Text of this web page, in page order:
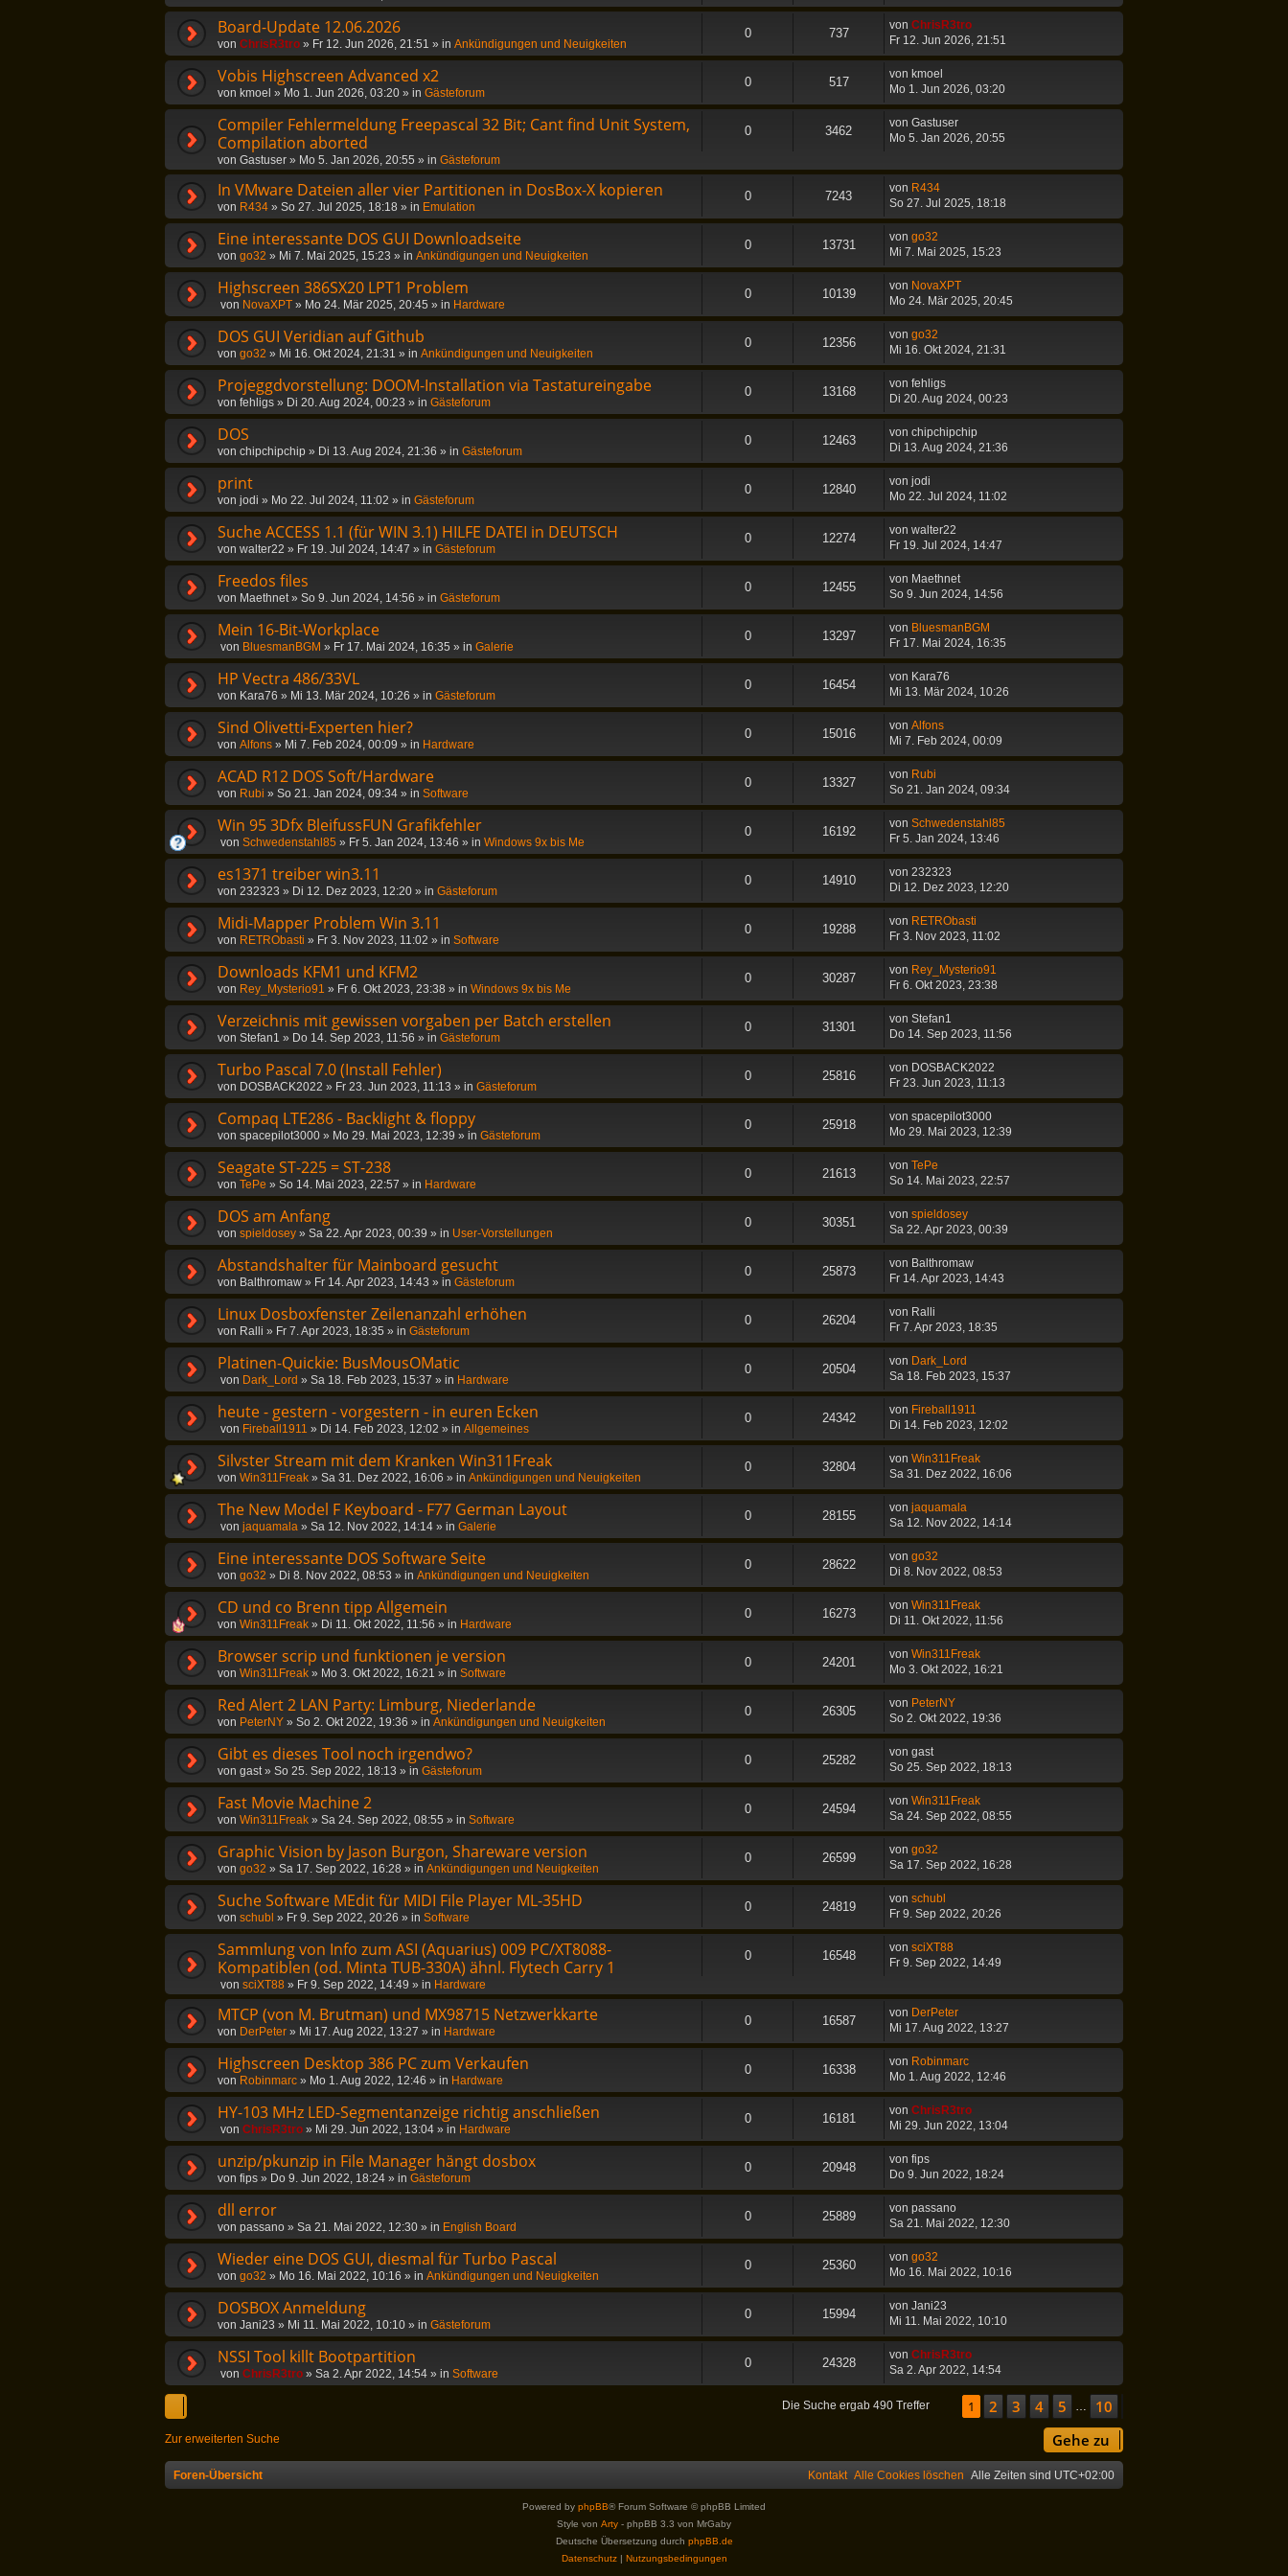
Board-Update 12.06.2026
von ChrisR3tro » Fr 12. Jun 2026, 21:51 » in Ankündigungen und Neuigkeiten
0 737
von ChrisR3tro
Fr 12. Jun 2026, 21:51
Vobis Highscreen Advanced x2
von kmoel » Mo 1. Jun 2026, 03:20 » in Gästeforum
0 517
von kmoel
Mo 1. Jun 2026, 03:20
Compiler Fehlermeldung Freepascal 32 Bit; Cant find Unit System,
Compilation aborted
von Gastuser » Mo 5. Jan 2026, 20:55 » in Gästeforum
0 3462
von Gastuser
Mo 5. Jan 2026, 20:55
In VMware Dateien aller vier Partitionen in DosBox-X kopieren
von R434 » So 27. Jul 2025, 18:18 » in Emulation
0 7243
von R434
So 27. Jul 2025, 18:18
Eine interessante DOS GUI Downloadseite
von go32 » Mi 7. Mai 2025, 15:23 » in Ankündigungen und Neuigkeiten
0 13731
von go32
Mi 7. Mai 2025, 15:23
Highscreen 386SX20 LPT1 Problem
von NovaXPT » Mo 24. Mär 2025, 20:45 » in Hardware
0 10139
von NovaXPT
Mo 24. Mär 2025, 20:45
DOS GUI Veridian auf Github
von go32 » Mi 16. Okt 2024, 21:31 » in Ankündigungen und Neuigkeiten
0 12356
von go32
Mi 16. Okt 2024, 21:31
Projeggdvorstellung: DOOM-Installation via Tastatureingabe
von fehligs » Di 20. Aug 2024, 00:23 » in Gästeforum
0 13168
von fehligs
Di 20. Aug 2024, 00:23
DOS
von chipchipchip » Di 13. Aug 2024, 21:36 » in Gästeforum
0 12463
von chipchipchip
Di 13. Aug 2024, 21:36
print
von jodi » Mo 22. Jul 2024, 11:02 » in Gästeforum
0 12840
von jodi
Mo 22. Jul 2024, 11:02
Suche ACCESS 1.1 (für WIN 3.1) HILFE DATEI in DEUTSCH
von walter22 » Fr 19. Jul 2024, 14:47 » in Gästeforum
0 12274
von walter22
Fr 19. Jul 2024, 14:47
Freedos files
von Maethnet» So 9. Jun 2024, 14:56 » in Gästeforum
0 12455
von Maethnet
So 9. Jun 2024, 14:56
Mein 16-Bit-Workplace
von BluesmanBGM » Fr 17. Mai 2024, 16:35 » in Galerie
0 13297
von BluesmanBGM
Fr 17. Mai 2024, 16:35
HP Vectra 486/33VL
von Kara76 » Mi 13. Mär 2024, 10:26 » in Gästeforum
0 16454
von Kara76
Mi 13. Mär 2024, 10:26
Sind Olivetti-Experten hier?
von Alfons » Mi 7. Feb 2024, 00:09 » in Hardware
0 15016
von Alfons
Mi 7. Feb 2024, 00:09
ACAD R12 DOS Soft/Hardware
von Rubi » So 21. Jan 2024, 09:34 » in Software
0 13327
von Rubi
So 21. Jan 2024, 09:34
Win 95 3Dfx BleifussFUN Grafikfehler
von Schwedenstahl85 » Fr 5. Jan 2024, 13:46 » in Windows 9x bis Me
0 16192
von Schwedenstahl85
Fr 5. Jan 2024, 13:46
es1371 treiber win3.11
von 232323 » Di 12. Dez 2023, 12:20 » in Gästeforum
0 14910
von 232323
Di 12. Dez 2023, 12:20
Midi-Mapper Problem Win 3.11
von RETRObasti » Fr 3. Nov 2023, 11:02 » in Software
0 19288
von RETRObasti
Fr 3. Nov 2023, 11:02
Downloads KFM1 und KFM2
von Rey_Mysterio91 » Fr 6. Okt 2023, 23:38 » in Windows 9x bis Me
0 30287
von Rey_Mysterio91
Fr 6. Okt 2023, 23:38
Verzeichnis mit gewissen vorgaben per Batch erstellen
von Stefan1 » Do 14. Sep 2023, 11:56 » in Gästeforum
0 31301
von Stefan1
Do 14. Sep 2023, 11:56
Turbo Pascal 7.0 (Install Fehler)
von DOSBACK2022 » Fr 23. Jun 2023, 11:13 » in Gästeforum
0 25816
von DOSBACK2022
Fr 23. Jun 2023, 11:13
Compaq LTE286 - Backlight & floppy
von spacepilot3000 » Mo 29. Mai 2023, 12:39 » in Gästeforum
0 25918
von spacepilot3000
Mo 29. Mai 2023, 12:39
Seagate ST-225 = ST-238
von TePe » So 14. Mai 2023, 22:57 » in Hardware
0 21613
von TePe
So 14. Mai 2023, 22:57
DOS am Anfang
von spieldosey » Sa 22. Apr 2023, 00:39 » in User-Vorstellungen
0 30351
von spieldosey
Sa 22. Apr 2023, 00:39
Abstandshalter für Mainboard gesucht
von Balthromaw » Fr 14. Apr 2023, 14:43 » in Gästeforum
0 25873
von Balthromaw
Fr 14. Apr 2023, 14:43
Linux Dosboxfenster Zeilenanzahl erhöhen
von Ralli » Fr 7. Apr 2023, 18:35 » in Gästeforum
0 26204
von Ralli
Fr 7. Apr 2023, 18:35
Platinen-Quickie: BusMousOMatic
von Dark_Lord » Sa 18. Feb 2023, 15:37 » in Hardware
0 20504
von Dark_Lord
Sa 18. Feb 2023, 15:37
heute - gestern - vorgestern - in euren Ecken
von Fireball1911 » Di 14. Feb 2023, 12:02 » in Allgemeines
0 24342
von Fireball1911
Di 14. Feb 2023, 12:02
Silvster Stream mit dem Kranken Win311Freak
von Win311Freak » Sa 31. Dez 2022, 16:06 » in Ankündigungen und Neuigkeiten
0 32804
von Win311Freak
Sa 31. Dez 2022, 16:06
The New Model F Keyboard - F77 German Layout
von jaquamala » Sa 12. Nov 2022, 14:14 » in Galerie
0 28155
von jaquamala
Sa 12. Nov 2022, 14:14
Eine interessante DOS Software Seite
von go32 » Di 8. Nov 2022, 08:53 » in Ankündigungen und Neuigkeiten
0 28622
von go32
Di 8. Nov 2022, 08:53
CD und co Brenn tipp Allgemein
von Win311Freak » Di 11. Okt 2022, 11:56 » in Hardware
0 16273
von Win311Freak
Di 11. Okt 2022, 11:56
Browser scrip und funktionen je version
von Win311Freak » Mo 3. Okt 2022, 16:21 » in Software
0 24201
von Win311Freak
Mo 3. Okt 2022, 16:21
Red Alert 2 LAN Party: Limburg, Niederlande
von PeterNY » So 2. Okt 2022, 19:36 » in Ankündigungen und Neuigkeiten
0 26305
von PeterNY
So 2. Okt 2022, 19:36
Gibt es dieses Tool noch irgendwo?
von gast» So 25. Sep 2022, 18:13 » in Gästeforum
0 25282
von gast
So 25. Sep 2022, 18:13
Fast Movie Machine 2
von Win311Freak » Sa 24. Sep 2022, 08:55 » in Software
0 24594
von Win311Freak
Sa 24. Sep 2022, 08:55
Graphic Vision by Jason Burgon, Shareware version
von go32 » Sa 17. Sep 2022, 16:28 » in Ankündigungen und Neuigkeiten
0 26599
von go32
Sa 17. Sep 2022, 16:28
Suche Software MEdit für MIDI File Player ML-35HD
von schubl » Fr 9. Sep 2022, 20:26 » in Software
0 24819
von schubl
Fr 9. Sep 2022, 20:26
Sammlung von Info zum ASI (Aquarius) 009 PC/XT8088-
Kompatiblen (od. Minta TUB-330A) ähnl. Flytech Carry 1
von sciXT88 » Fr 9. Sep 2022, 14:49 » in Hardware
0 16548
von sciXT88
Fr 9. Sep 2022, 14:49
MTCP (von M. Brutman) und MX98715 Netzwerkkarte
von DerPeter » Mi 17. Aug 2022, 13:27 » in Hardware
0 16587
von DerPeter
Mi 17. Aug 2022, 13:27
Highscreen Desktop 386 PC zum Verkaufen
von Robinmarc » Mo 1. Aug 2022, 12:46 » in Hardware
0 16338
von Robinmarc
Mo 1. Aug 2022, 12:46
HY-103 MHz LED-Segmentanzeige richtig anschließen
von ChrisR3tro » Mi 29. Jun 2022, 13:04 » in Hardware
0 16181
von ChrisR3tro
Mi 29. Jun 2022, 13:04
unzip/pkunzip in File Manager hängt dosbox
von fips » Do 9. Jun 2022, 18:24 » in Gästeforum
0 20948
von fips
Do 9. Jun 2022, 18:24
dll error
von passano » Sa 21. Mai 2022, 12:30 » in English Board
0 25889
von passano
Sa 21. Mai 2022, 12:30
Wieder eine DOS GUI, diesmal für Turbo Pascal
von go32 » Mo 16. Mai 2022, 10:16 » in Ankündigungen und Neuigkeiten
0 25360
von go32
Mo 16. Mai 2022, 10:16
DOSBOX Anmeldung
von Jani23 » Mi 11. Mai 2022, 10:10 » in Gästeforum
0 15994
von Jani23
Mi 11. Mai 2022, 10:10
NSSI Tool killt Bootpartition
von ChrisR3tro » Sa 2. Apr 2022, 14:54 » in Software
0 24328
von ChrisR3tro
Sa 2. Apr 2022, 14:54
Die Suche ergab 490 Treffer Seite 1 von 10
1 2 3 4 5 … 10
Zur erweiterten Suche Gehe zu
Foren-Übersicht Alle Zeiten sind UTC+02:00
Alle Cookies löschen
Kontakt
Powered by phpBB® Forum Software © phpBB Limited
Style von Arty - phpBB 3.3 von MrGaby
Deutsche Übersetzung durch phpBB.de
Datenschutz| Nutzungsbedingungen